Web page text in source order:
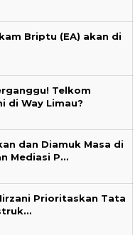
Briptu (EA) akan di
Telkom
di Way Limau?
dan Diamuk Masa di
Mediasi P…
Prioritaskan Tata